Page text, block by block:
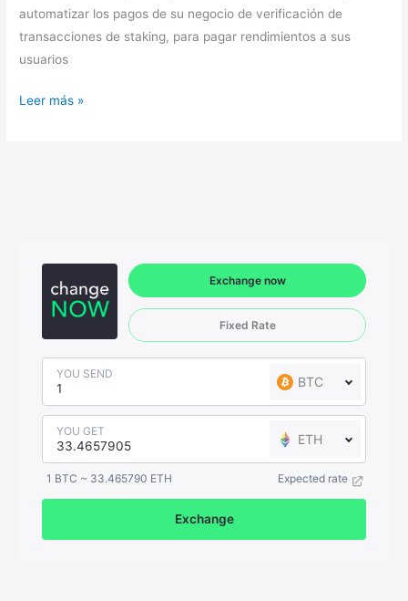
automatizar los pagos de su negocio de verificación de
transacciones de staking, para pagar rendimientos a sus
usuarios
Leer más »
Exchange now
Fixed Rate
YOU SEND BTC
YOU GET ETH
1 BTC ~ 33.465790 ETH Expected rate
Exchange